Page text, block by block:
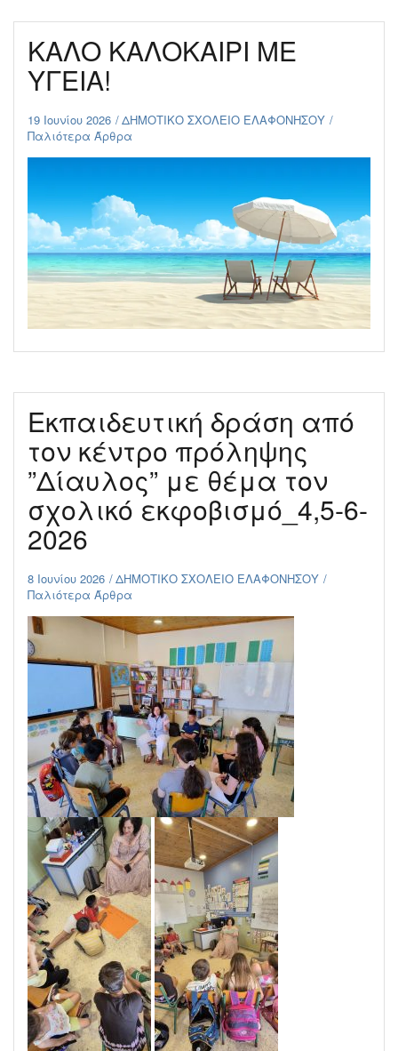
ΚΑΛΟ ΚΑΛΟΚΑΙΡΙ ΜΕ
ΥΓΕΙΑ!
19 Ιουνίου 2026
ΔΗΜΟΤΙΚΟ ΣΧΟΛΕΙΟ ΕΛΑΦΟΝΗΣΟΥ
Παλιότερα Άρθρα
Εκπαιδευτική δράση από
τον κέντρο πρόληψης
”Δίαυλος” με θέμα τον
σχολικό εκφοβισμό_4,5-6-
2026
8 Ιουνίου 2026
ΔΗΜΟΤΙΚΟ ΣΧΟΛΕΙΟ ΕΛΑΦΟΝΗΣΟΥ
Παλιότερα Άρθρα